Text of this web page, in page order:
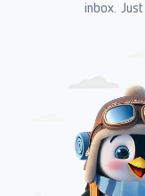
inbox.